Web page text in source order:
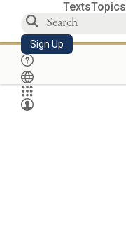
TextsTopics
Sign Up